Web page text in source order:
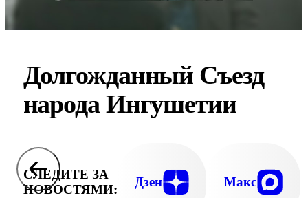
Долгожданный Съезд
народа Ингушетии
СЛЕДИТЕ ЗА
НОВОСТЯМИ:
Дзен Макс